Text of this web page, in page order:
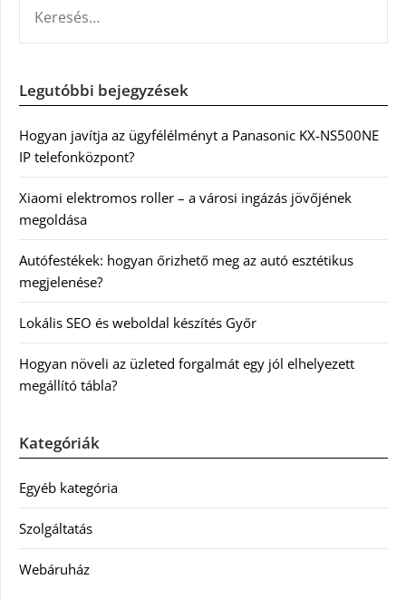
Legutóbbi bejegyzések
Hogyan javítja az ügyfélélményt a Panasonic KX-NS500NE
IP telefonközpont?
Xiaomi elektromos roller – a városi ingázás jövőjének
megoldása
Autófestékek: hogyan őrizhető meg az autó esztétikus
megjelenése?
Lokális SEO és weboldal készítés Győr
Hogyan növeli az üzleted forgalmát egy jól elhelyezett
megállító tábla?
Kategóriák
Egyéb kategória
Szolgáltatás
Webáruház